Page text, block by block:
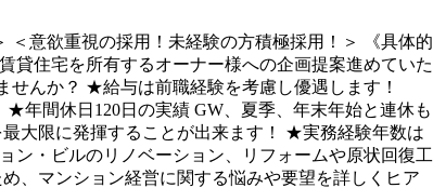
意欲重視の採用！未経験の方積極採用！＞ 《具体的
貸住宅を所有するオーナー様への企画提案進めていた
せんか？ ★給与は前職経験を考慮し優遇します！
年間休日120日の実績 GW、夏季、年末年始と連休も
大限に発揮することが出来ます！ ★実務経験年数は
ン・ビルのリノベーション、リフォームや原状回復工
、マンション経営に関する悩みや要望を詳しくヒア